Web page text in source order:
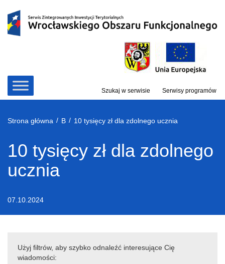
treści
Szukaj w serwisie Serwisy programów
Strona główna / B / 10 tysięcy zł dla zdolnego ucznia
10 tysięcy zł dla zdolnego
ucznia
07.10.2024
Użyj filtrów, aby szybko odnaleźć interesujące Cię
wiadomości: